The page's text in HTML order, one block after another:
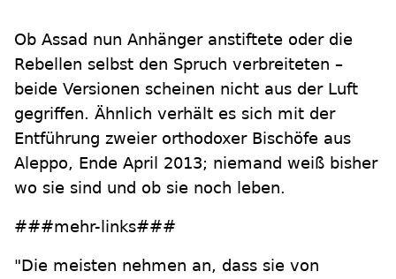
Ob Assad nun Anhänger anstiftete oder die
Rebellen selbst den Spruch verbreiteten –
beide Versionen scheinen nicht aus der Luft
gegriffen. Ähnlich verhält es sich mit der
Entführung zweier orthodoxer Bischöfe aus
Aleppo, Ende April 2013; niemand weiß bisher
wo sie sind und ob sie noch leben.
###mehr-links###
"Die meisten nehmen an, dass sie von